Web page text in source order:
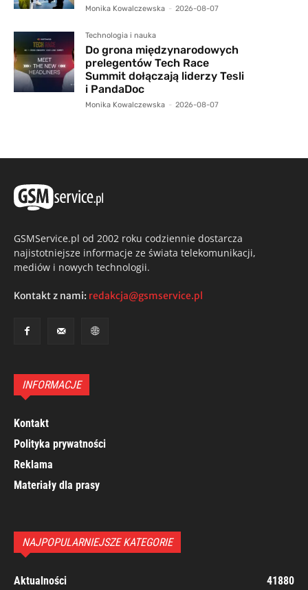
Monika Kowalczewska - 2026-08-07
Technologia i nauka
Do grona międzynarodowych
prelegentów Tech Race
Summit dołączają liderzy Tesli
i PandaDoc
Monika Kowalczewska - 2026-08-07
GSMService.pl od 2002 roku codziennie dostarcza
najistotniejsze informacje ze świata telekomunikacji,
mediów i nowych technologii.
Kontakt z nami: redakcja@gsmservice.pl
INFORMACJE
Kontakt
Polityka prywatności
Reklama
Materiały dla prasy
NAJPOPULARNIEJSZE KATEGORIE
Aktualności 41880